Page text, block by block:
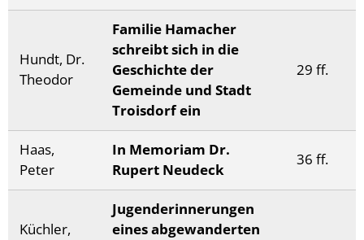
Hundt, Dr.
Theodor
Familie Hamacher
schreibt sich in die
Geschichte der
Gemeinde und Stadt
Troisdorf ein
29 ff.
Haas,
Peter
In Memoriam Dr.
Rupert Neudeck
36 ff.
Küchler,
Jugenderinnerungen
eines abgewanderten